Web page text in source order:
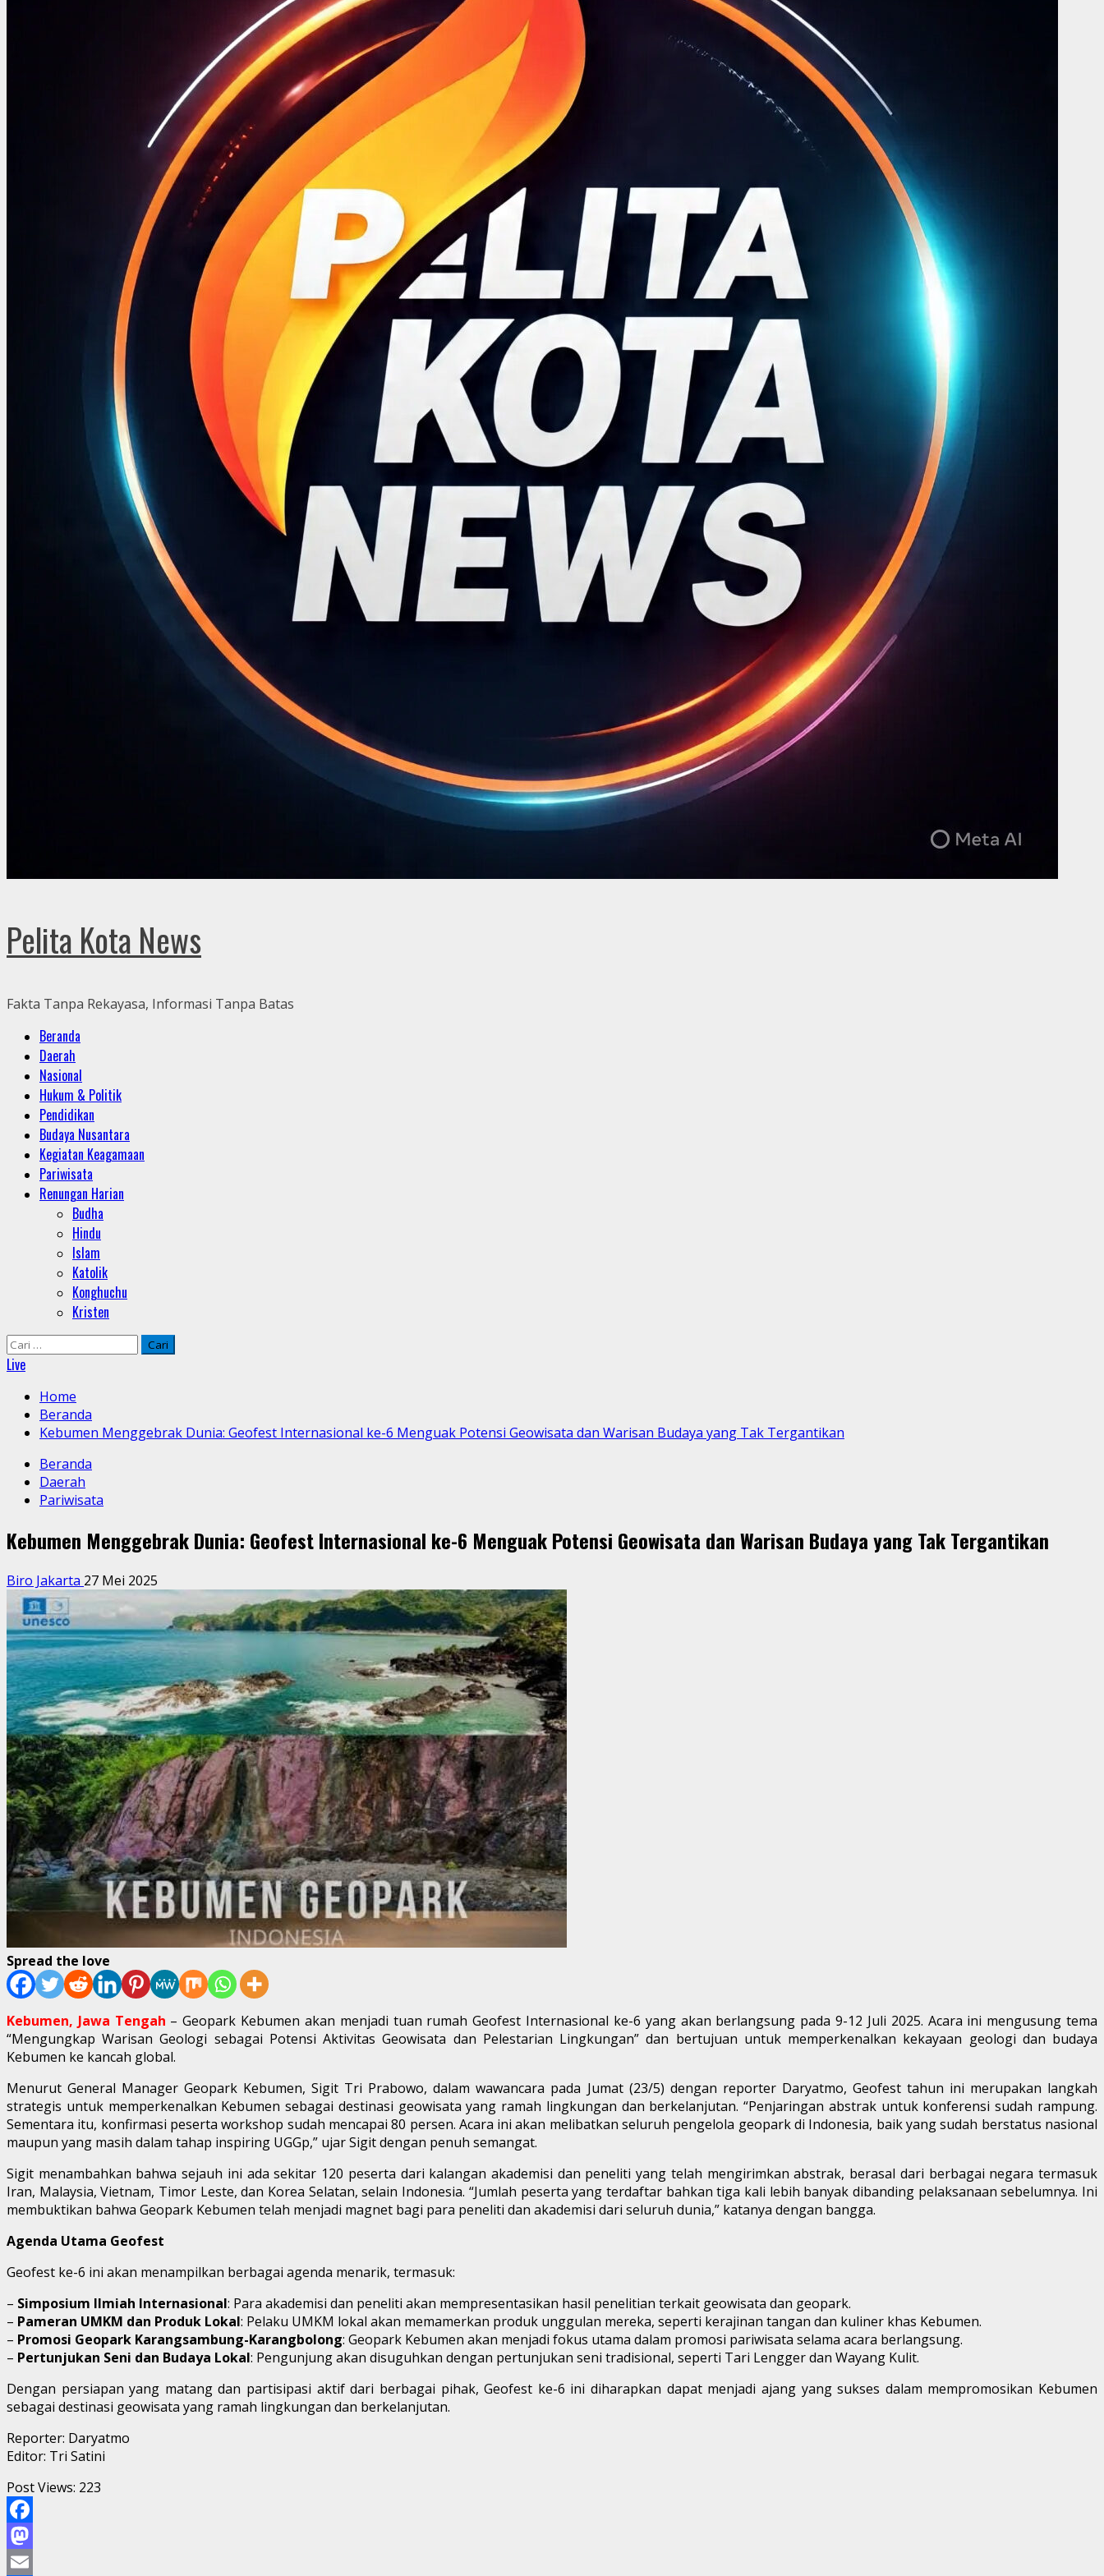
Pelita Kota News
Fakta Tanpa Rekayasa, Informasi Tanpa Batas
Primary
Menu
Beranda
Daerah
Nasional
Hukum & Politik
Pendidikan
Budaya Nusantara
Kegiatan Keagamaan
Pariwisata
Renungan Harian
Budha
Hindu
Islam
Katolik
Konghuchu
Kristen
Cari
untuk:
Live
Home
Beranda
Kebumen Menggebrak Dunia: Geofest Internasional ke-6 Menguak Potensi Geowisata dan Warisan Budaya yang Tak Tergantikan
Beranda
Daerah
Pariwisata
Kebumen Menggebrak Dunia: Geofest Internasional ke-6 Menguak Potensi Geowisata dan Warisan Budaya yang Tak Tergantikan
Biro Jakarta 27 Mei 2025
Spread the love
Kebumen, Jawa Tengah – Geopark Kebumen akan menjadi tuan rumah Geofest Internasional ke-6 yang akan berlangsung pada 9-12 Juli 2025. Acara ini mengusung tema
“Mengungkap Warisan Geologi sebagai Potensi Aktivitas Geowisata dan Pelestarian Lingkungan” dan bertujuan untuk memperkenalkan kekayaan geologi dan budaya
Kebumen ke kancah global.
Menurut General Manager Geopark Kebumen, Sigit Tri Prabowo, dalam wawancara pada Jumat (23/5) dengan reporter Daryatmo, Geofest tahun ini merupakan langkah
strategis untuk memperkenalkan Kebumen sebagai destinasi geowisata yang ramah lingkungan dan berkelanjutan. “Penjaringan abstrak untuk konferensi sudah rampung.
Sementara itu, konfirmasi peserta workshop sudah mencapai 80 persen. Acara ini akan melibatkan seluruh pengelola geopark di Indonesia, baik yang sudah berstatus nasional
maupun yang masih dalam tahap inspiring UGGp,” ujar Sigit dengan penuh semangat.
Sigit menambahkan bahwa sejauh ini ada sekitar 120 peserta dari kalangan akademisi dan peneliti yang telah mengirimkan abstrak, berasal dari berbagai negara termasuk
Iran, Malaysia, Vietnam, Timor Leste, dan Korea Selatan, selain Indonesia. “Jumlah peserta yang terdaftar bahkan tiga kali lebih banyak dibanding pelaksanaan sebelumnya. Ini
membuktikan bahwa Geopark Kebumen telah menjadi magnet bagi para peneliti dan akademisi dari seluruh dunia,” katanya dengan bangga.
Agenda Utama Geofest
Geofest ke-6 ini akan menampilkan berbagai agenda menarik, termasuk:
– Simposium Ilmiah Internasional: Para akademisi dan peneliti akan mempresentasikan hasil penelitian terkait geowisata dan geopark.
– Pameran UMKM dan Produk Lokal: Pelaku UMKM lokal akan memamerkan produk unggulan mereka, seperti kerajinan tangan dan kuliner khas Kebumen.
– Promosi Geopark Karangsambung-Karangbolong: Geopark Kebumen akan menjadi fokus utama dalam promosi pariwisata selama acara berlangsung.
– Pertunjukan Seni dan Budaya Lokal: Pengunjung akan disuguhkan dengan pertunjukan seni tradisional, seperti Tari Lengger dan Wayang Kulit.
Dengan persiapan yang matang dan partisipasi aktif dari berbagai pihak, Geofest ke-6 ini diharapkan dapat menjadi ajang yang sukses dalam mempromosikan Kebumen
sebagai destinasi geowisata yang ramah lingkungan dan berkelanjutan.
Reporter: Daryatmo
Editor: Tri Satini
Post Views: 223
Facebook
Mastodon